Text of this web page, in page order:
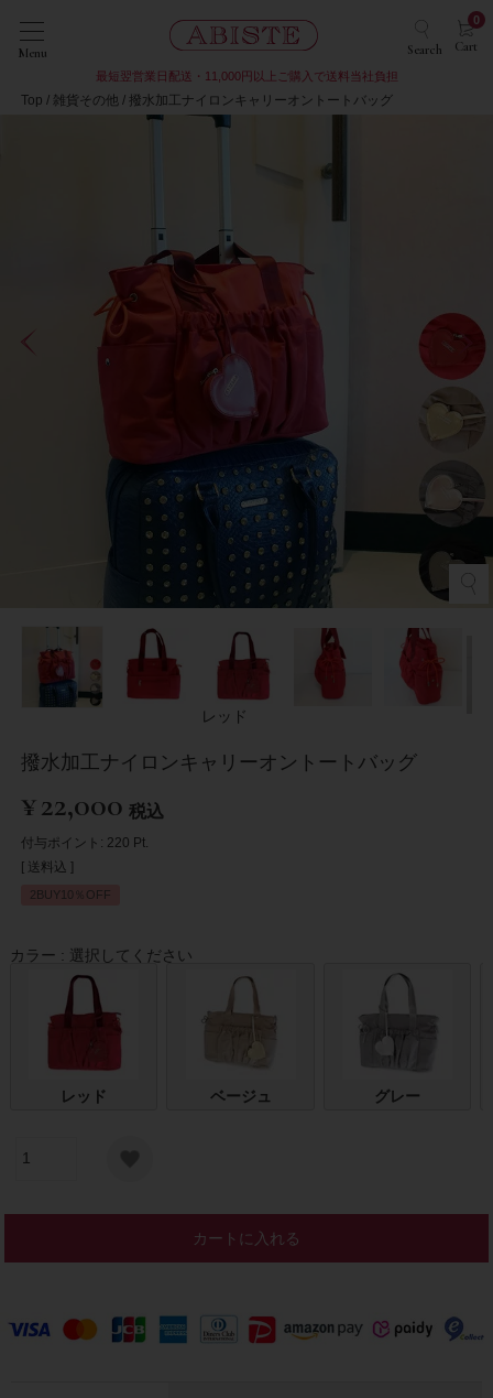
Menu Search Cart
0
最短翌営業日配送・11,000円以上ご購入で送料当社負担
Top 雑貨その他 撥水加工ナイロンキャリーオントートバッグ
レッド
撥水加工ナイロンキャリーオントートバッグ
¥22,000 税込
付与ポイント: 220 Pt.
送料込
2BUY10％OFF
カラー 選択してください
レッド ベージュ グレー
カートに入れる